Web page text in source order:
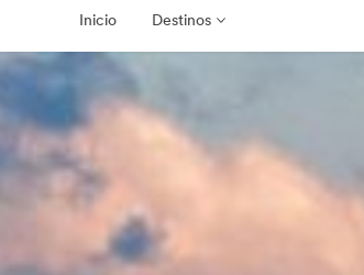
Bienvenido a EF
Inicio Destinos